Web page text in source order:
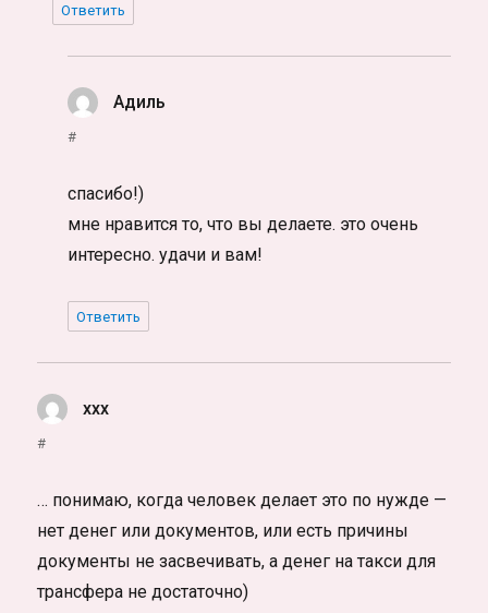
Ответить
Адиль
#
спасибо!)
мне нравится то, что вы делаете. это очень
интересно. удачи и вам!
Ответить
ххх
#
… понимаю, когда человек делает это по нужде —
нет денег или документов, или есть причины
документы не засвечивать, а денег на такси для
трансфера не достаточно)